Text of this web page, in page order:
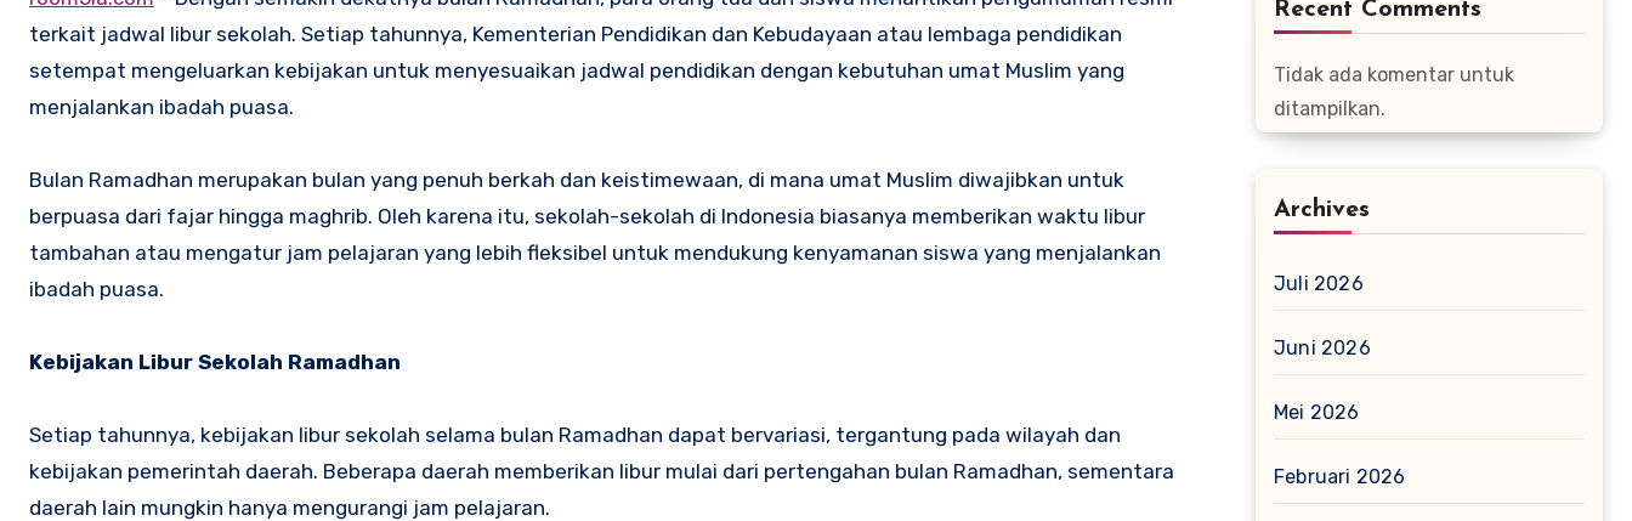
terkait jadwal libur sekolah. Setiap tahunnya, Kementerian Pendidikan dan Kebudayaan atau lembaga pendidikan
setempat mengeluarkan kebijakan untuk menyesuaikan jadwal pendidikan dengan kebutuhan umat Muslim yang
menjalankan ibadah puasa.
Bulan Ramadhan merupakan bulan yang penuh berkah dan keistimewaan, di mana umat Muslim diwajibkan untuk
berpuasa dari fajar hingga maghrib. Oleh karena itu, sekolah-sekolah di Indonesia biasanya memberikan waktu libur
tambahan atau mengatur jam pelajaran yang lebih fleksibel untuk mendukung kenyamanan siswa yang menjalankan
ibadah puasa.
Kebijakan Libur Sekolah Ramadhan
Setiap tahunnya, kebijakan libur sekolah selama bulan Ramadhan dapat bervariasi, tergantung pada wilayah dan
kebijakan pemerintah daerah. Beberapa daerah memberikan libur mulai dari pertengahan bulan Ramadhan, sementara
daerah lain mungkin hanya mengurangi jam pelajaran.
Recent Comments
Tidak ada komentar untuk
ditampilkan.
Archives
Juli 2026
Juni 2026
Mei 2026
Februari 2026